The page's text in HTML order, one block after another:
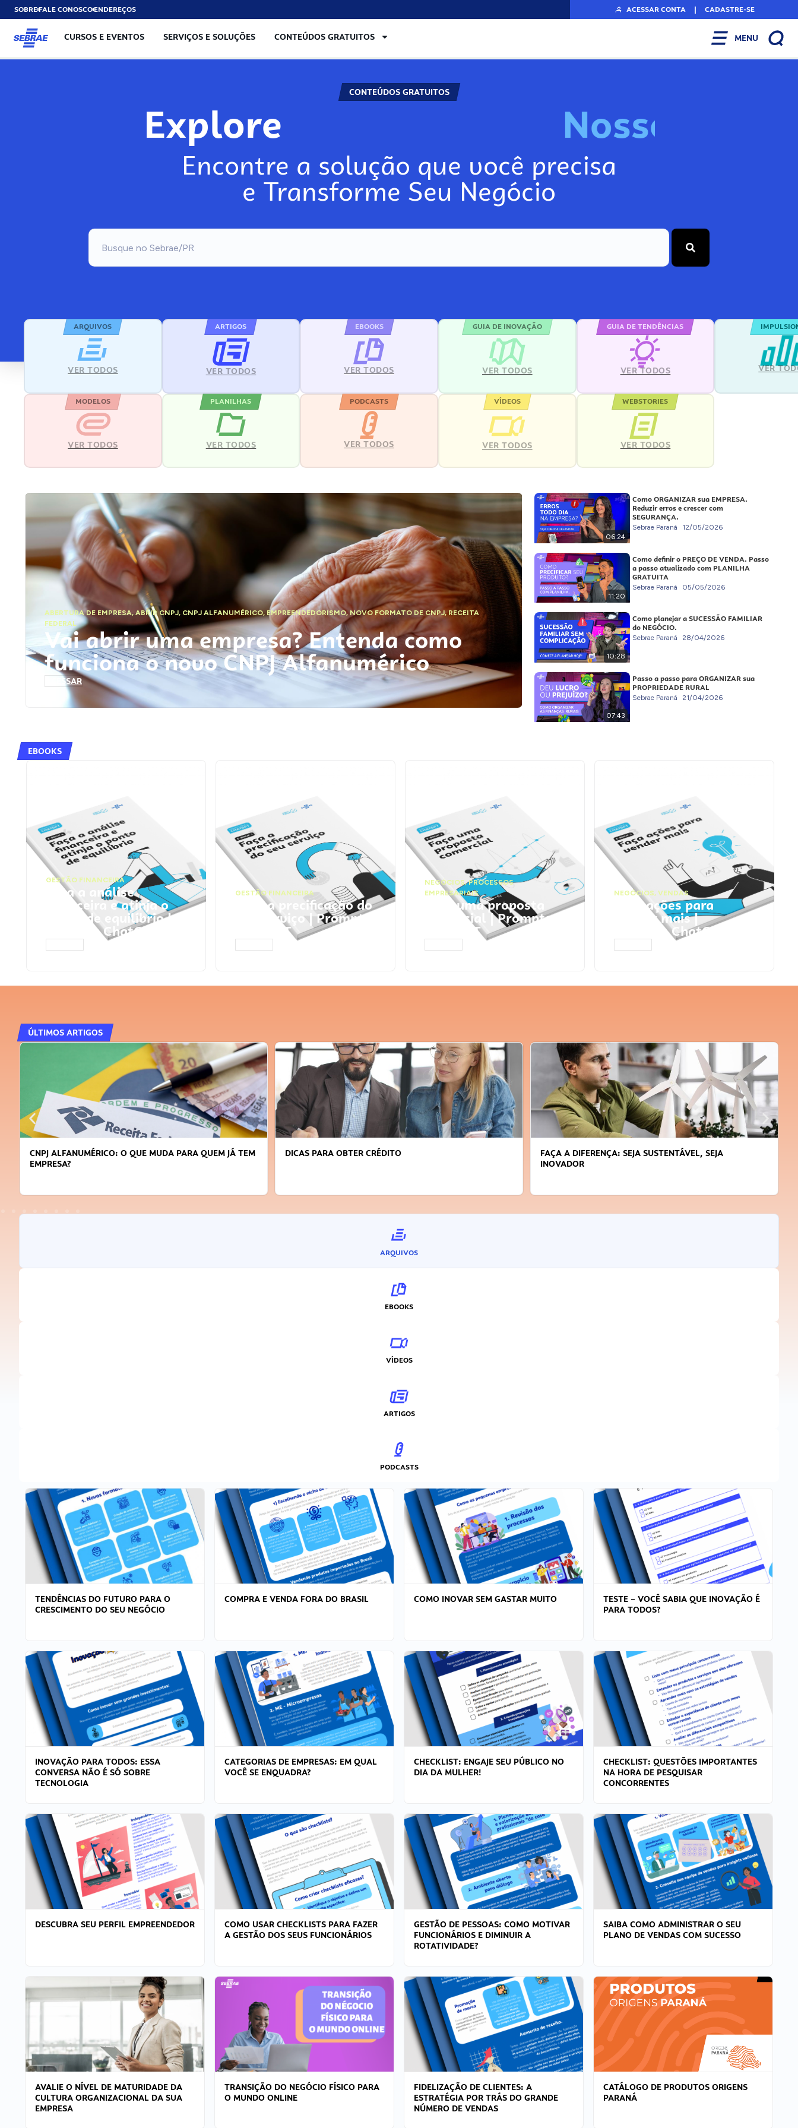
SOBREFALE CONOSCOENDEREÇOS ACESSAR CONTA | CADASTRE-SE
CURSOS E EVENTOS SERVIÇOS E SOLUÇÕES CONTEÚDOS GRATUITOS MENU
CONTEÚDOS GRATUITOS
Explore Nosso
Encontre a solução que você precisa
e Transforme Seu Negócio
ARQUIVOS
VER TODOS
ARTIGOS
VER TODOS
EBOOKS
VER TODOS
GUIA DE INOVAÇÃO
VER TODOS
GUIA DE TENDÊNCIAS
VER TODOS VER
MODELOS
VER TODOS
PLANILHAS
VER TODOS
PODCASTS
VER TODOS
VÍDEOS
VER TODOS
WEBSTORIES
VER TODOS
ABERTURA DE EMPRESA,ABRIR CNPJ, CNPJ ALFANUMÉRICO, EMPREENDEDORISMO,NOVO FORMATO DE CNPJ,RECEITA
FEDERAL
Vai abrir uma empresa? Entenda como
funciona o novo CNPJ Alfanumérico
ACESSAR
06:24
Como ORGANIZAR sua EMPRESA.
Reduzir erros e crescer com
SEGURANÇA.
Sebrae Paraná 12/05/2026
11:20
Como definir o PREÇO DE VENDA. Passo
a passo atualizado com PLANILHA
GRATUITA
Sebrae Paraná 05/05/2026
10:28
Como planejar a SUCESSÃO FAMILIAR
do NEGÓCIO.
Sebrae Paraná 28/04/2026
07:43
Passo a passo para ORGANIZAR sua
PROPRIEDADE RURAL
Sebrae Paraná 21/04/2026
EBOOKS
GESTÃO FINANCEIRA
Faça a análise
financeira e atinja o
ponto de equilíbrio |
Prompts ChatGPT
GESTÃO FINANCEIRA
Faça a precificação do
seu serviço | Prompts
ChatGPT
NEGÓCIOS,PROCESSOS
EMPRESARIAIS
Faça uma proposta
comercial | Prompts
ChatGPT
NEGÓCIOS, VENDAS
Faça ações para
vender mais |
Prompts ChatGPT
ÚLTIMOS ARTIGOS
CNPJ ALFANUMÉRICO: O QUE MUDA PARA QUEM JÁ TEM
EMPRESA?
DICAS PARA OBTER CRÉDITO
FAÇA A DIFERENÇA: SEJA SUSTENTÁVEL, SEJA
INOVADOR
ARQUIVOS
EBOOKS
VÍDEOS
ARTIGOS
PODCASTS
TENDÊNCIAS DO FUTURO PARA O
CRESCIMENTO DO SEU NEGÓCIO
COMPRA E VENDA FORA DO BRASIL COMO INOVAR SEM GASTAR MUITO
TESTE – VOCÊ SABIA QUE INOVAÇÃO É
PARA TODOS?
INOVAÇÃO PARA TODOS: ESSA
CONVERSA NÃO É SÓ SOBRE
TECNOLOGIA
CATEGORIAS DE EMPRESAS: EM QUAL
VOCÊ SE ENQUADRA?
CHECKLIST: ENGAJE SEU PÚBLICO NO
DIA DA MULHER!
CHECKLIST: QUESTÕES IMPORTANTES
NA HORA DE PESQUISAR
CONCORRENTES
DESCUBRA SEU PERFIL EMPREENDEDOR
COMO USAR CHECKLISTS PARA FAZER
A GESTÃO DOS SEUS FUNCIONÁRIOS
GESTÃO DE PESSOAS: COMO MOTIVAR
FUNCIONÁRIOS E DIMINUIR A
ROTATIVIDADE?
SAIBA COMO ADMINISTRAR O SEU
PLANO DE VENDAS COM SUCESSO
AVALIE O NÍVEL DE MATURIDADE DA
CULTURA ORGANIZACIONAL DA SUA
EMPRESA
TRANSIÇÃO DO NEGÓCIO FÍSICO PARA
O MUNDO ONLINE
FIDELIZAÇÃO DE CLIENTES: A
ESTRATÉGIA POR TRÁS DO GRANDE
NÚMERO DE VENDAS
CATÁLOGO DE PRODUTOS ORIGENS
PARANÁ